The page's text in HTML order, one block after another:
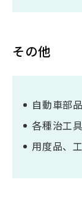
その他
自動車部
各種治工
用度品、